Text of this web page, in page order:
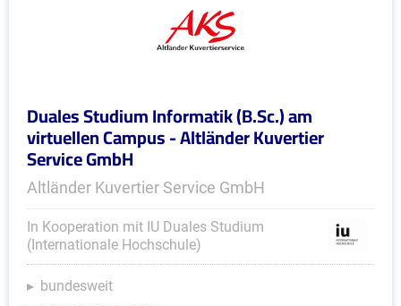
Duales Studium Informatik (B.Sc.) am
virtuellen Campus - Altländer Kuvertier
Service GmbH
Altländer Kuvertier Service GmbH
In Kooperation mit IU Duales Studium
(Internationale Hochschule)
bundesweit